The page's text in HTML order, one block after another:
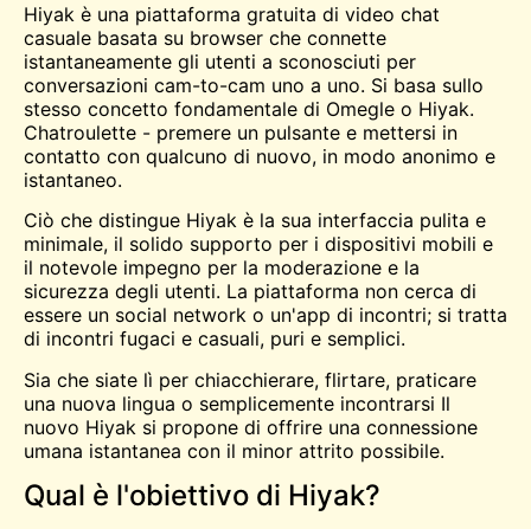
Hiyak è una piattaforma gratuita di video chat
casuale basata su browser che connette
istantaneamente gli utenti a sconosciuti per
conversazioni cam-to-cam uno a uno. Si basa sullo
stesso concetto fondamentale di Omegle o Hiyak.
Chatroulette - premere un pulsante e mettersi in
contatto con qualcuno di nuovo, in modo anonimo e
istantaneo.
Ciò che distingue Hiyak è la sua interfaccia pulita e
minimale, il solido supporto per i dispositivi mobili e
il notevole impegno per la moderazione e la
sicurezza degli utenti. La piattaforma non cerca di
essere un social network o un'app di incontri; si tratta
di incontri fugaci e casuali, puri e semplici.
Sia che siate lì per chiacchierare, flirtare, praticare
una nuova lingua o semplicemente incontrarsi Il
nuovo Hiyak si propone di offrire una connessione
umana istantanea con il minor attrito possibile.
Qual è l'obiettivo di Hiyak?